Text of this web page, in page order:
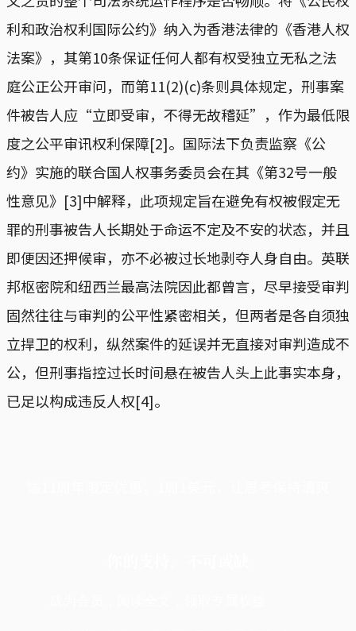
利和政治权利国际公约》纳入为香港法律的《香港人权
法案》，其第10条保证任何人都有权受独立无私之法
庭公正公开审问，而第11(2)(c)条则具体规定，刑事案
件被告人应“立即受审，不得无故稽延”，作为最低限
度之公平审讯权利保障[2]。国际法下负责监察《公
约》实施的联合国人权事务委员会在其《第32号一般
性意见》[3]中解释，此项规定旨在避免有权被假定无
罪的刑事被告人长期处于命运不定及不安的状态，并且
即便因还押候审，亦不必被过长地剥夺人身自由。英联
邦枢密院和纽西兰最高法院因此都曾言，尽早接受审判
固然往往与审判的公平性紧密相关，但两者是各自须独
立捍卫的权利，纵然案件的延误并无直接对审判造成不
公，但刑事指控过长时间悬在被告人头上此事实本身，
已足以构成违反人权[4]。